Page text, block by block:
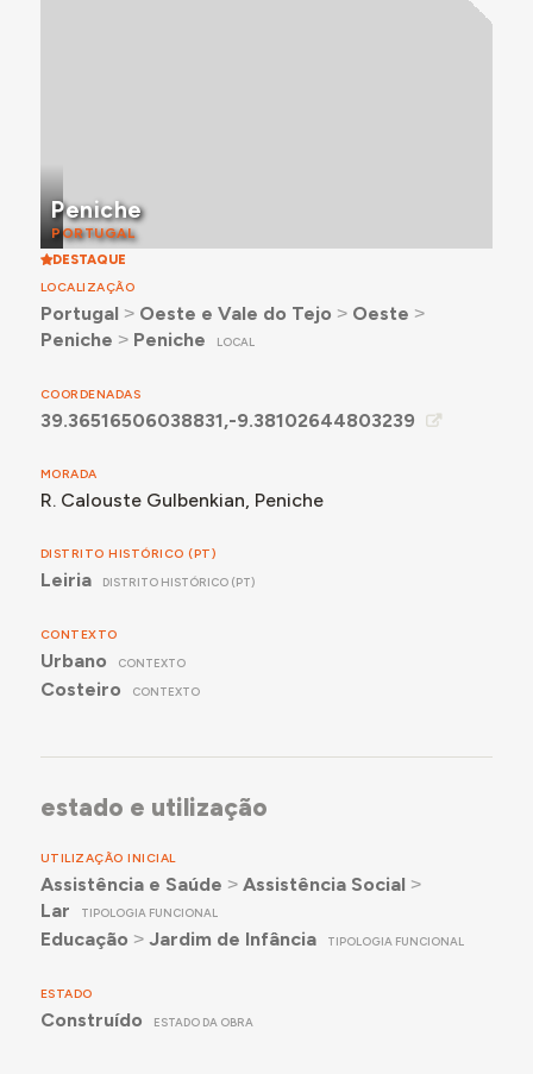
Peniche
PORTUGAL
DESTAQUE
LOCALIZAÇÃO
Portugal ˃ Oeste e Vale do Tejo ˃ Oeste ˃
Peniche ˃ Peniche LOCAL
COORDENADAS
39.36516506038831,-9.38102644803239
MORADA
R. Calouste Gulbenkian, Peniche
DISTRITO HISTÓRICO (PT)
Leiria DISTRITO HISTÓRICO (PT)
CONTEXTO
Urbano CONTEXTO
Costeiro CONTEXTO
estado e utilização
UTILIZAÇÃO INICIAL
Assistência e Saúde ˃ Assistência Social ˃
Lar
TIPOLOGIA FUNCIONAL
Educação ˃ Jardim de Infância TIPOLOGIA FUNCIONAL
ESTADO
Construído ESTADO DA OBRA